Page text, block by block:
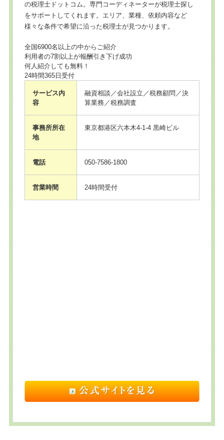
の税理士ドットコム。専門コーディネーターが税理士探し
をサポートしてくれます。エリア、業種、依頼内容など
様々な条件で希望に沿った税理士が見つかります。
全国6900名以上の中からご紹介
利用者の7割以上が報酬引き下げ成功
何人紹介しても無料！
24時間365日受付
サービス内
容
融資相談／会社設立／税務顧問／決
算業務／税務調査
事務所所在
地
東京都港区六本木4-1-4 黒崎ビル
電話 050-7586-1800
営業時間 24時間受付